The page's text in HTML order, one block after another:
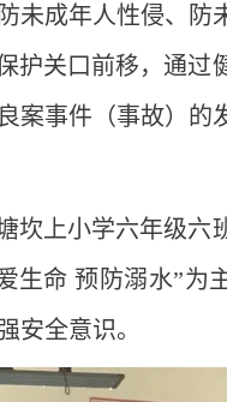
未成年人性侵、防
护关口前移，通过
案事件（事故）的
坎上小学六年级六
命 预防溺水”为
安全意识。